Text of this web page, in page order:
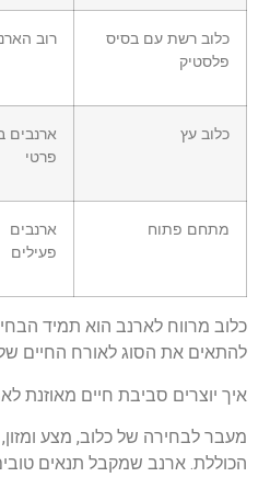
כלוב רשת עם בסיס
פלסטיק
רוב
כלוב עץ
ארנבים
פרטי
מתחם פתוח
ארנבים
פעילים
כלוב מרווח לארנב הוא תמיד
להתאים את הסוג לאורח החיים
איך יוצרים סביבת חיים מאוזנת
מעבר לבחירה של כלוב, מצע
הכוללת. ארנב שמקבל תנאים